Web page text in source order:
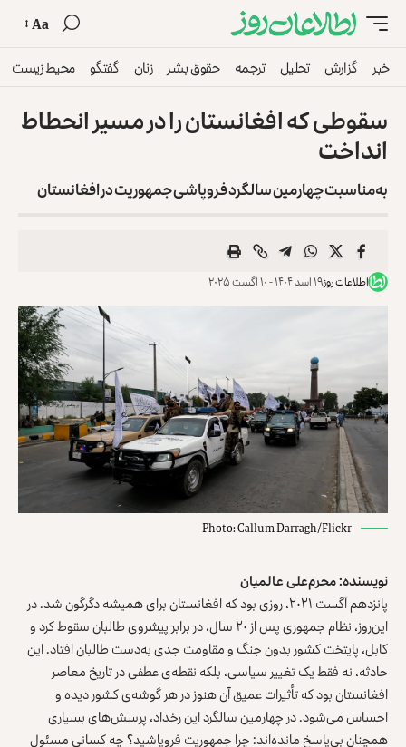
Aa
خبر گزارش تحلیل ترجمه حقوق بشر زنان گفتگو محیط زیست
سقوطی که افغانستان را در مسیر انحطاط
انداخت
به‌مناسبت چهارمین سالگرد فروپاشی جمهوریت در افغانستان
اطلاعات روز۱۹ اسد ۱۴۰۴ - ۱۰ آگست ۲۰۲۵
Photo: Callum Darragh/Flickr
نویسنده: محرم‌علی عالمیان
پانزدهم آگست ۲۰۲۱، روزی بود که افغانستان برای همیشه دگرگون شد. در
این‌روز، نظام جمهوری پس از ۲۰ سال، در برابر پیشروی طالبان سقوط کرد و
کابل، پایتخت کشور بدون جنگ و مقاومت جدی به‌دست طالبان افتاد. این
حادثه، نه فقط یک تغییر سیاسی، بلکه نقطه‌ی عطفی در تاریخ معاصر
افغانستان بود که تأثیرات عمیق آن هنوز در هر گوشه‌ی کشور دیده و
احساس می‌شود. در چهارمین سالگرد این رخداد، پرسش‌های بسیاری
همچنان بی‌پاسخ مانده‌اند: چرا جمهوریت فروپاشید؟ چه کسانی مسئول